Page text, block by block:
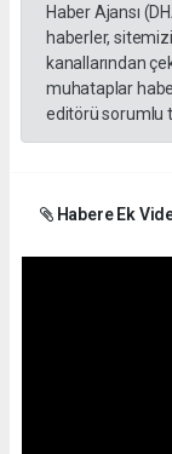
Haber Ajansı
haberler,
kanallarından
muhataplar
editörü sorumlu
Habere Ek